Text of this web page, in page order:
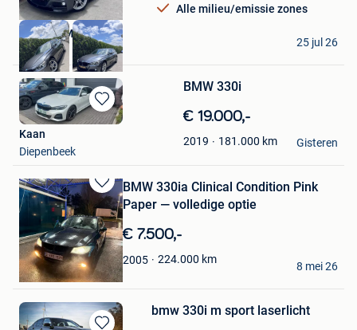
Alle milieu/emissie zones
MILANO MOTORS
Evergem
25 jul 26
Bewaren
in
BMW 330i
€ 19.000,-
2019 181.000 km
Kaan
Diepenbeek
Gisteren
Bewaren
in
Mijn
Favorieten
BMW 330ia Clinical Condition Pink
Paper — volledige optie
€ 7.500,-
2005 224.000 km
Amer
Ganshoren
8 mei 26
bmw 330i m sport laserlicht